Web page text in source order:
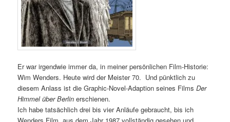
Er war irgendwie immer da, in meiner persönlichen Film-Historie:
Wim Wenders. Heute wird der Meister 70. Und pünktlich zu
diesem Anlass ist die Graphic-Novel-Adaption seines FilmsDer
Himmel über Berlinerschienen.
Ich habe tatsächlich drei bis vier Anläufe gebraucht, bis ich